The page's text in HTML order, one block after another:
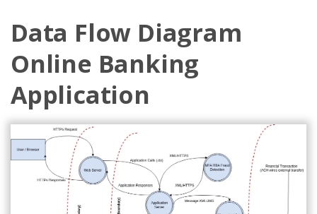
Data Flow Diagram
Online Banking
Application